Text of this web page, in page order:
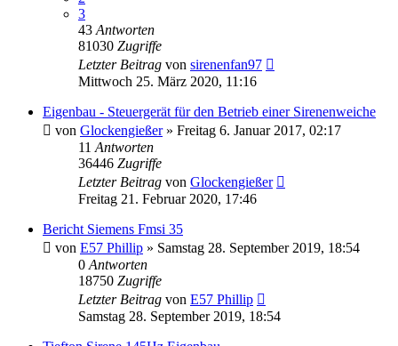
3
43 Antworten
81030 Zugriffe
Letzter Beitrag von sirenenfan97
Mittwoch 25. März 2020, 11:16
Eigenbau - Steuergerät für den Betrieb einer Sirenenweiche
von Glockengießer» Freitag 6. Januar 2017, 02:17
11 Antworten
36446 Zugriffe
Letzter Beitrag von Glockengießer
Freitag 21. Februar 2020, 17:46
Bericht Siemens Fmsi 35
von E57 Phillip » Samstag 28. September 2019, 18:54
0 Antworten
18750 Zugriffe
Letzter Beitrag von E57 Phillip
Samstag 28. September 2019, 18:54